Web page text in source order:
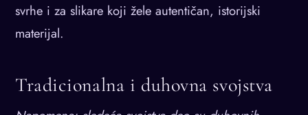
svrhe i za slikare koji žele autentičan, istorijski
materijal.
Tradicionalna i duhovna svojstva